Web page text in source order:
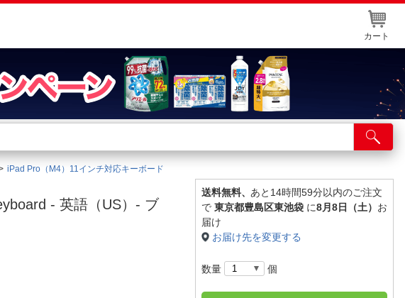
カート
店舗サービス
ネット取り置き
店舗情報・店舗一覧
iPad Pro（M4）11インチ対応キーボード
- 英語（US）- ブ
送料無料、 あと14時間59分以内のご注文
で 東京都豊島区東池袋 に8月8日（土） お
届け
お届け先を変更する
数量 個